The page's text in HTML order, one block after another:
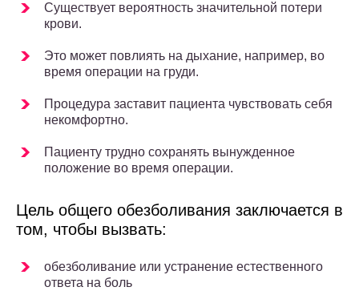
Существует вероятность значительной потери
крови.
Это может повлиять на дыхание, например, во
время операции на груди.
Процедура заставит пациента чувствовать себя
некомфортно.
Пациенту трудно сохранять вынужденное
положение во время операции.
Цель общего обезболивания заключается в
том, чтобы вызвать:
обезболивание или устранение естественного
ответа на боль